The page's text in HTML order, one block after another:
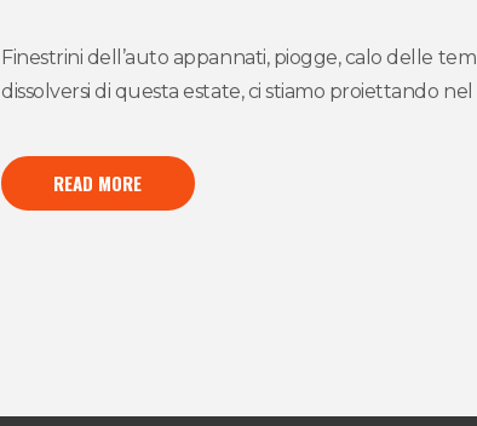
Finestrini dell’auto appannati, piogge, calo delle
dissolversi di questa estate, ci stiamo proiettando
READ MORE